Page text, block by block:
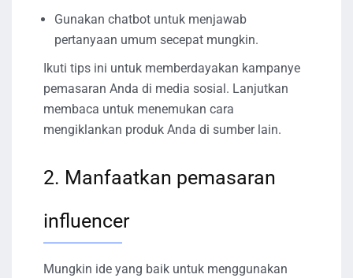
Gunakan chatbot untuk menjawab
pertanyaan umum secepat mungkin.
Ikuti tips ini untuk memberdayakan kampanye
pemasaran Anda di media sosial. Lanjutkan
membaca untuk menemukan cara
mengiklankan produk Anda di sumber lain.
2. Manfaatkan pemasaran
influencer
Mungkin ide yang baik untuk menggunakan